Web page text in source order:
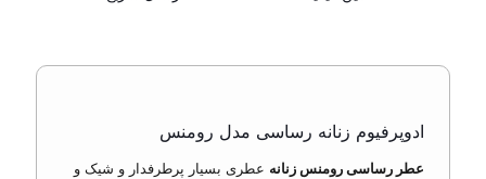
ادوپرفیوم زنانه رساسی مدل رومنس
عطر رساسی رومنس زنانه عطری بسیار پرطرفدار و شیک و